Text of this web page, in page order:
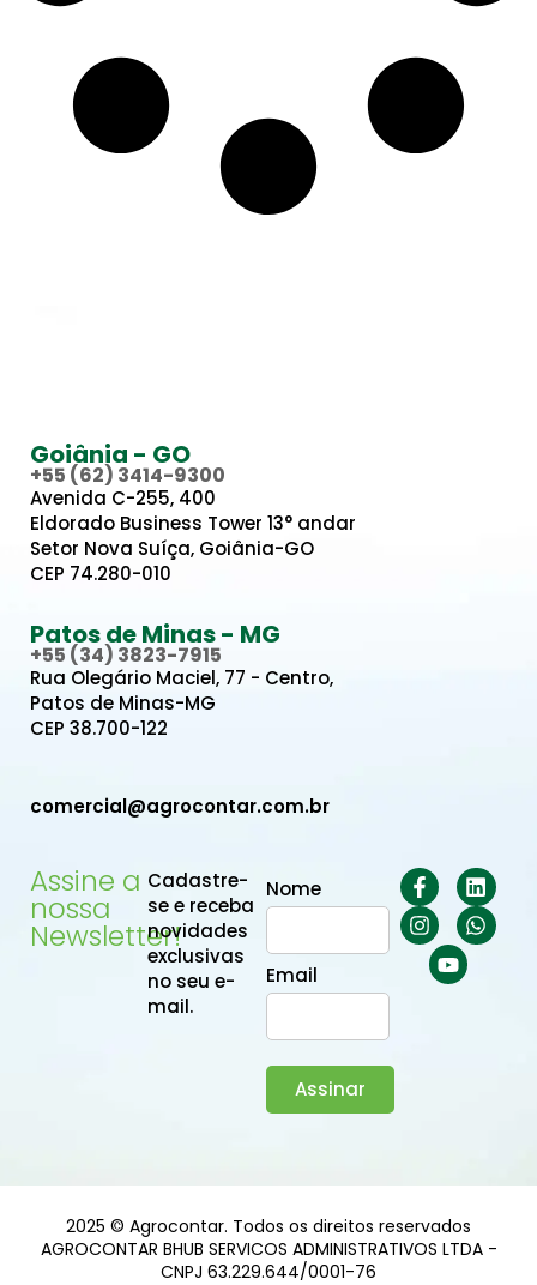
Goiânia - GO
+55 (62) 3414-9300
Avenida C-255, 400
Eldorado Business Tower 13° andar
Setor Nova Suíça, Goiânia-GO
CEP 74.280-010
Patos de Minas - MG
+55 (34) 3823-7915
Rua Olegário Maciel, 77 - Centro,
Patos de Minas-MG
CEP 38.700-122
comercial@agrocontar.com.br
Assine a
nossa
Newsletter!
Cadastre-
se e receba
novidades
exclusivas
no seu e-
mail.
Nome
Email
Assinar
2025 © Agrocontar. Todos os direitos reservados
AGROCONTAR BHUB SERVICOS ADMINISTRATIVOS LTDA -
CNPJ 63.229.644/0001-76